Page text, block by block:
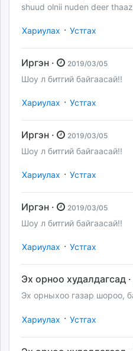
Хариулах · Устгах
Иргэн · 2019/03/05
Шоу л битгий байгаасай!!
Хариулах · Устгах
Иргэн · 2019/03/05
Шоу л битгий байгаасай!!
Хариулах · Устгах
Иргэн · 2019/03/05
Шоу л битгий байгаасай!!
Хариулах · Устгах
Эх орноо худалдагсад ·
Эх орныхоо газар шороо,
Хариулах · Устгах